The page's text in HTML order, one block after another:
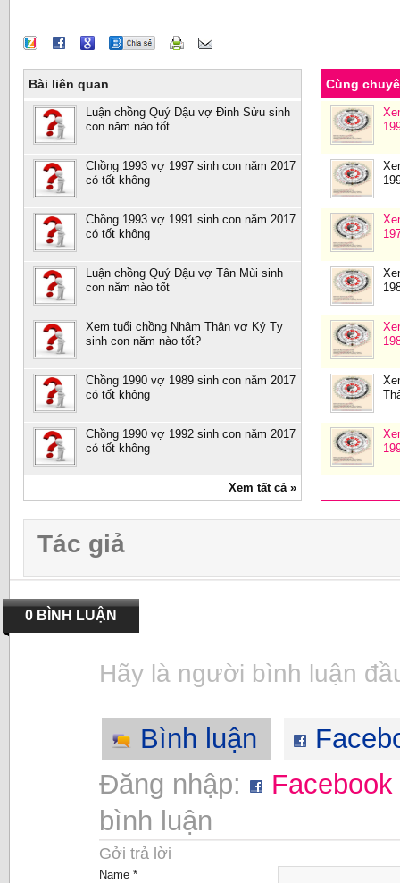
Bài liên quan
Luận chồng Quý Dậu vợ Đinh Sửu sinh
con năm nào tốt
Chồng 1993 vợ 1997 sinh con năm 2017
có tốt không
Chồng 1993 vợ 1991 sinh con năm 2017
có tốt không
Luận chồng Quý Dậu vợ Tân Mùi sinh
con năm nào tốt
Xem tuổi chồng Nhâm Thân vợ Kỷ Tỵ
sinh con năm nào tốt?
Chồng 1990 vợ 1989 sinh con năm 2017
có tốt không
Chồng 1990 vợ 1992 sinh con năm 2017
có tốt không
Xem tất cả »
Cùng
Tác giả
0 BÌNH LUẬN
Hãy là người bình luận
Bình luận
Đăng nhập:
Facebook
bình luận
Gởi trả lời
Name *